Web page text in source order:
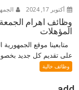
أكتوبر 17, 2024
المؤهلات
متابعينا موقع
على تقديم كل جديد
وظائف خالية